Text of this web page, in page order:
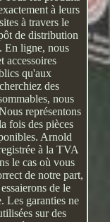
à leurs
à travers le
de distribution
En ligne, nous
accessoires
qu'aux
des
nous
représentons
fois des pièces
Arnold
à la TVA
le cas où vous
de notre part,
de le
Les garanties ne
sur des